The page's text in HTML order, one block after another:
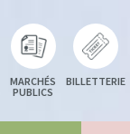
MARCHÉS
PUBLICS
BILLETTERIE